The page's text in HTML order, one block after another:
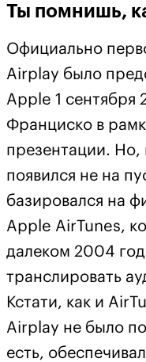
Ты помнишь,
Официально
Airplay было
Apple 1 сентября
Франциско в
презентации. Но,
появился не на
базировался на
Apple AirTunes,
далеком 2004
транслировать
Кстати, как и
Airplay не было
есть,